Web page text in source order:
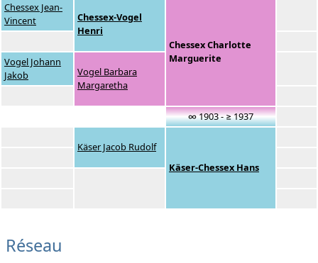
Chessex Jean-
Vincent
Chessex-Vogel
Henri
Chessex Charlotte
Marguerite
Vogel Johann
Jakob
Vogel Barbara
Margaretha
∞ 1903 - ≥ 1937
Käser Jacob Rudolf
Käser-Chessex Hans
Réseau